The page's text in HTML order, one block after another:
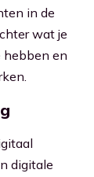
in de
wat je
hebben en
digitale